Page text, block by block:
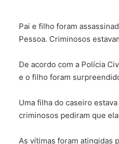
Pai e filho foram
Pessoa. Criminosos
De acordo com a Polícia
e o filho foram
Uma filha do caseiro
criminosos pediram que
As vítimas foram atingidas